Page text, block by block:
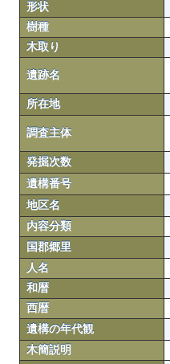
形状
樹種
木取り
遺跡名
所在地
調査主体
発掘次数
遺構番号
地区名
内容分類
国郡郷里
人名
和暦
西暦
遺構の年代観
木簡説明